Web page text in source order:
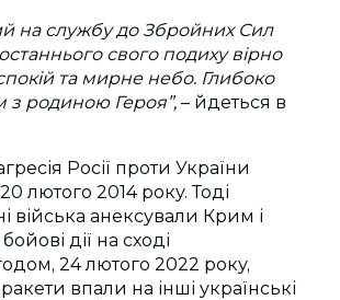
на службу до Збройних Сил
свого подиху вірно
та мирне небо. Глибоко
з родиною Героя”, – йдеться в
Росії проти України
лютого 2014 року. Тоді
війська анексували Крим і
дії на сході
24 лютого 2022 року,
ракети впали на інші українські